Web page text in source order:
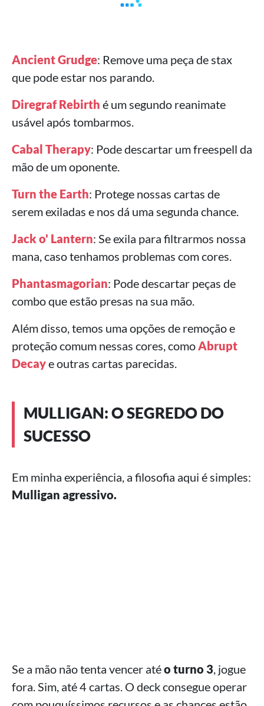
Ancient Grudge: Remove uma peça de stax
que pode estar nos parando.
Diregraf Rebirth é um segundo reanimate
usável após tombarmos.
Cabal Therapy: Pode descartar um freespell da
mão de um oponente.
Turn the Earth: Protege nossas cartas de
serem exiladas e nos dá uma segunda chance.
Jack o' Lantern: Se exila para filtrarmos nossa
mana, caso tenhamos problemas com cores.
Phantasmagorian: Pode descartar peças de
combo que estão presas na sua mão.
Além disso, temos uma opções de remoção e
proteção comum nessas cores, comoAbrupt
Decaye outras cartas parecidas.
MULLIGAN: O SEGREDO DO
SUCESSO
Em minha experiência, a filosofia aqui é simples:
Mulligan agressivo.
Se a mão não tenta vencer atéo turno 3, jogue
fora. Sim, até 4 cartas. O deck consegue operar